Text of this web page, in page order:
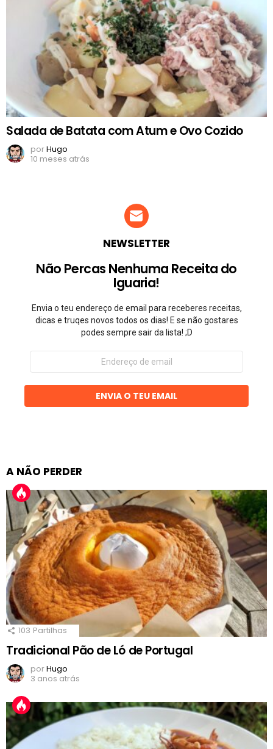
Salada de Batata com Atum e Ovo Cozido
porHugo
10 meses atrás
NEWSLETTER
Não Percas Nenhuma Receita do
Iguaria!
Envia o teu endereço de email para receberes receitas,
dicas e truqes novos todos os dias! E se não gostares
podes sempre sair da lista! ;D
Endereço
email
ENVIA O TEU EMAIL
A NÃO PERDER
103 Partilhas
Tradicional Pão de Ló de Portugal
porHugo
3 anos atrás